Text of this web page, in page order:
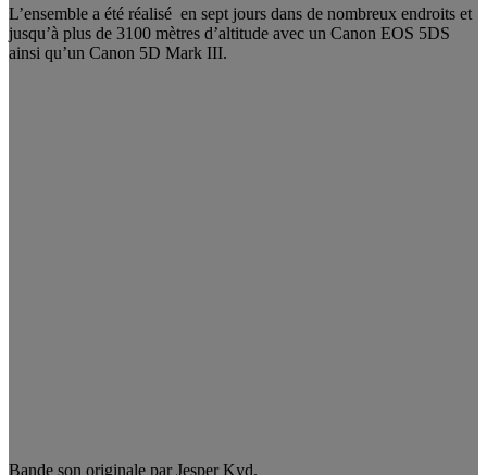
L’ensemble a été réalisé en sept jours dans de nombreux endroits et
jusqu’à plus de 3100 mètres d’altitude avec un Canon EOS 5DS
ainsi qu’un Canon 5D Mark III.
Bande son originale par Jesper Kyd.